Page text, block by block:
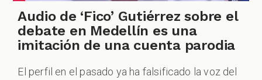
Audio de ‘Fico’ Gutiérrez sobre el
debate en Medellín es una
imitación de una cuenta parodia
El perfil en el pasado ya ha falsificado la voz del